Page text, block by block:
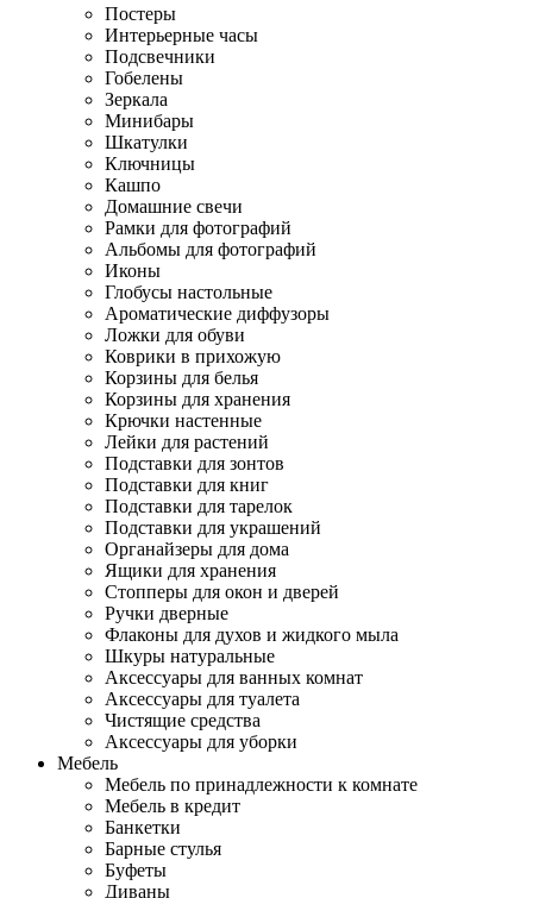
Постеры
Интерьерные часы
Подсвечники
Гобелены
Зеркала
Минибары
Шкатулки
Ключницы
Кашпо
Домашние свечи
Рамки для фотографий
Альбомы для фотографий
Иконы
Глобусы настольные
Ароматические диффузоры
Ложки для обуви
Коврики в прихожую
Корзины для белья
Корзины для хранения
Крючки настенные
Лейки для растений
Подставки для зонтов
Подставки для книг
Подставки для тарелок
Подставки для украшений
Органайзеры для дома
Ящики для хранения
Стопперы для окон и дверей
Ручки дверные
Флаконы для духов и жидкого мыла
Шкуры натуральные
Аксессуары для ванных комнат
Аксессуары для туалета
Чистящие средства
Аксессуары для уборки
Мебель
Мебель по принадлежности к комнате
Мебель в кредит
Банкетки
Барные стулья
Буфеты
Диваны